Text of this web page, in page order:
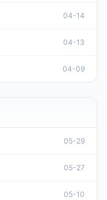
04-14
04-13
04-09
05-29
05-27
05-10